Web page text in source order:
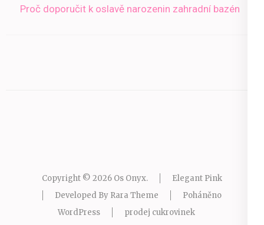
Proč doporučit k oslavě narozenin zahradní bazén
Copyright © 2026 Os Onyx.
Elegant Pink
Developed By Rara Theme
Poháněno
WordPress
prodej cukrovinek